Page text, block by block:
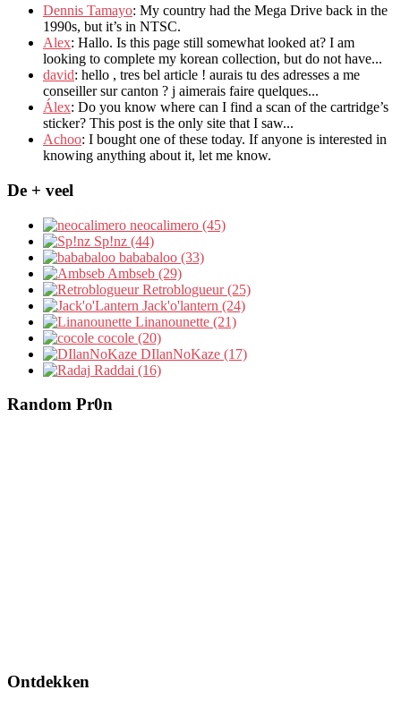
Dennis Tamayo: My country had the Mega Drive back in the
1990s, but it’s in NTSC.
Alex: Hallo. Is this page still somewhat looked at? I am
looking to complete my korean collection, but do not have...
david: hello , tres bel article ! aurais tu des adresses a me
conseiller sur canton ? j aimerais faire quelques...
Álex: Do you know where can I find a scan of the cartridge’s
sticker? This post is the only site that I saw...
Achoo: I bought one of these today. If anyone is interested in
knowing anything about it, let me know.
De + veel
neocalimero (45)
Sp!nz (44)
bababaloo (33)
Ambseb (29)
Retroblogueur (25)
Jack'o'lantern (24)
Linanounette (21)
cocole (20)
DIlanNoKaze (17)
Raddai (16)
Random Pr0n
Ontdekken